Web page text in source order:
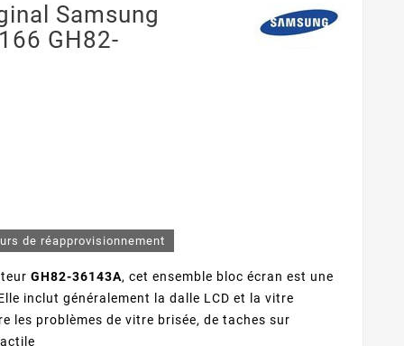
Samsung
GH82-
de réapprovisionnement
GH82-36143A, cet ensemble bloc écran est une
inclut généralement la dalle LCD et la vitre
les problèmes de vitre brisée, de taches sur